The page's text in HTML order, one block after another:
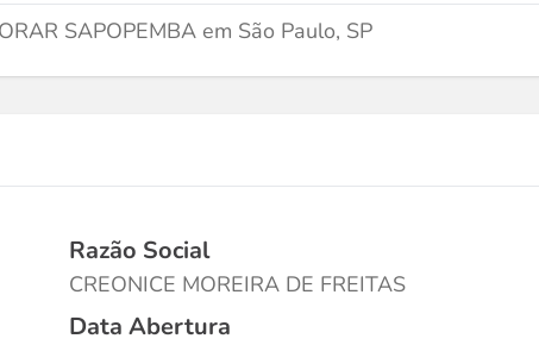
SAPOPEMBA em São Paulo, SP
Razão Social
CREONICE MOREIRA DE FREITAS
Data Abertura